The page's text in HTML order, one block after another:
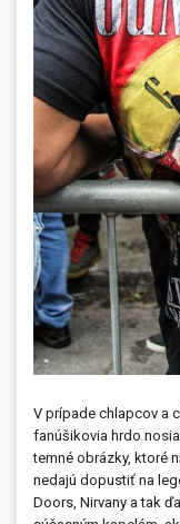
V prípade chlapcov a
fanúšikovia hrdo
temné obrázky, ktoré
nedajú dopustiť na
Doors, Nirvany a tak